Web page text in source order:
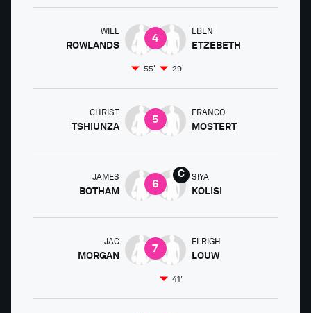
WILL
ROWLANDS
55'
4 EBEN
ETZEBETH
29'
CHRIST
TSHIUNZA
5 FRANCO
MOSTERT
JAMES
BOTHAM
6 SIYA
KOLISI
JAC
MORGAN
7 ELRIGH
LOUW
41'